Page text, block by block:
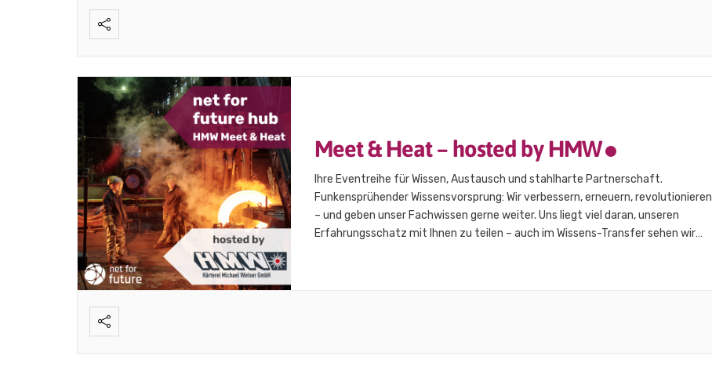
Meet & Heat – hosted by HMW
Ihre Eventreihe für Wissen, Austausch und stahlharte Partnerschaft.
Funkensprühender Wissensvorsprung: Wir verbessern, erneuern, revolutionieren
– und geben unser Fachwissen gerne weiter. Uns liegt viel daran, unseren
Erfahrungsschatz mit Ihnen zu teilen – auch im Wissens-Transfer sehen wir